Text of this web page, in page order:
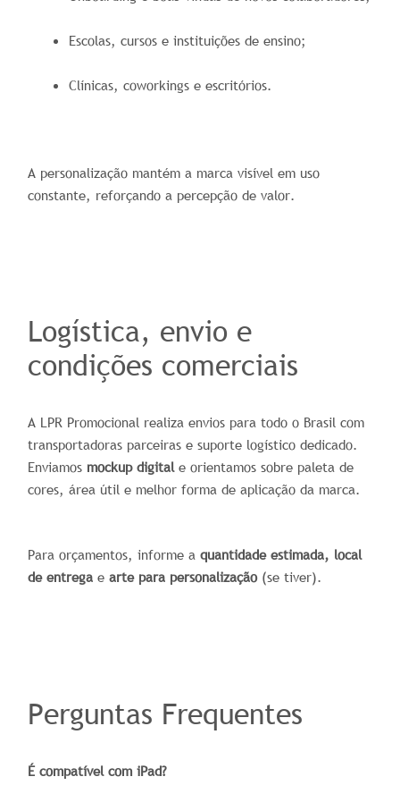
Escolas, cursos e instituições de ensino;
Clínicas, coworkings e escritórios.
A personalização mantém a marca visível em uso
constante, reforçando a percepção de valor.
Logística, envio e
condições comerciais
A LPR Promocional realiza envios para todo o Brasil com
transportadoras parceiras e suporte logístico dedicado.
Enviamos mockup digitale orientamos sobre paleta de
cores, área útil e melhor forma de aplicação da marca.
Para orçamentos, informe a quantidade estimada, local
de entrega e arte para personalização (se tiver).
Perguntas Frequentes
É compatível com iPad?